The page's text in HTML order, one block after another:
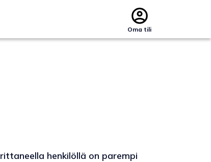
Oma tili
henkilöllä on parempi